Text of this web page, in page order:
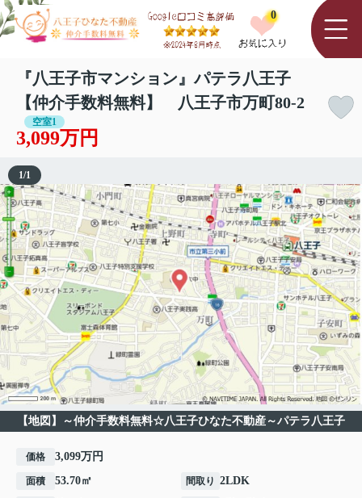
0
『八王子市マンション』パテラ八王子
【仲介手数料無料】 八王子市万町80-2
空室1
3,099万円
【地図】～仲介手数料無料☆八王子ひなた不動産～パテラ八王子
1/1
価格 3,099万円
面積 53.70㎡ 間取り 2LDK